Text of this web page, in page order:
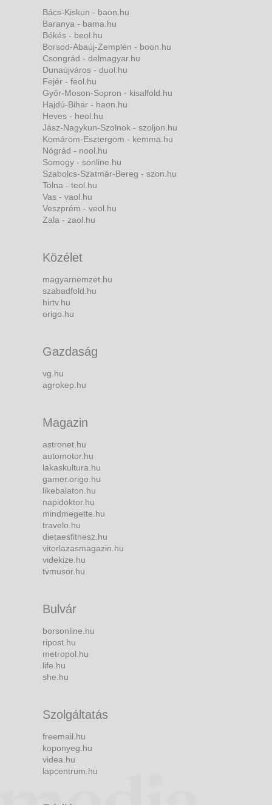
Bács-Kiskun - baon.hu
Baranya - bama.hu
Békés - beol.hu
Borsod-Abaúj-Zemplén - boon.hu
Csongrád - delmagyar.hu
Dunaújváros - duol.hu
Fejér - feol.hu
Győr-Moson-Sopron - kisalfold.hu
Hajdú-Bihar - haon.hu
Heves - heol.hu
Jász-Nagykun-Szolnok - szoljon.hu
Komárom-Esztergom - kemma.hu
Nógrád - nool.hu
Somogy - sonline.hu
Szabolcs-Szatmár-Bereg - szon.hu
Tolna - teol.hu
Vas - vaol.hu
Veszprém - veol.hu
Zala - zaol.hu
Közélet
magyarnemzet.hu
szabadfold.hu
hirtv.hu
origo.hu
Gazdaság
vg.hu
agrokep.hu
Magazin
astronet.hu
automotor.hu
lakaskultura.hu
gamer.origo.hu
likebalaton.hu
napidoktor.hu
mindmegette.hu
travelo.hu
dietaesfitnesz.hu
vitorlazasmagazin.hu
videkize.hu
tvmusor.hu
Bulvár
borsonline.hu
ripost.hu
metropol.hu
life.hu
she.hu
Szolgáltatás
freemail.hu
koponyeg.hu
videa.hu
lapcentrum.hu